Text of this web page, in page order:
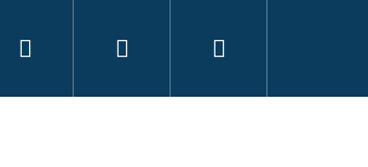
Kiegészítők Álkamerák
Keresés Bejelentkezés